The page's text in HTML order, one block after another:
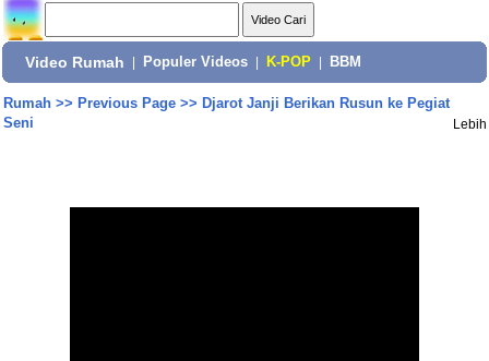
Video Rumah Populer Videos K-POP BBM
Rumah>> Previous Page>> Djarot Janji Berikan Rusun ke Pegiat
Seni
Lebih